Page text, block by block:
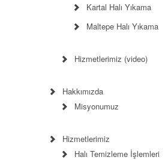
Kartal Halı Yıkama
Maltepe Halı Yıkama
Hizmetlerimiz (video)
Hakkımızda
Misyonumuz
Hizmetlerimiz
Halı Temizleme İşlemleri